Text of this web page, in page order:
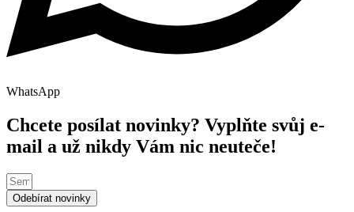
WhatsApp
Chcete posílat novinky? Vyplňte svůj e-
mail a už nikdy Vám nic neuteče!
Odebírat novinky